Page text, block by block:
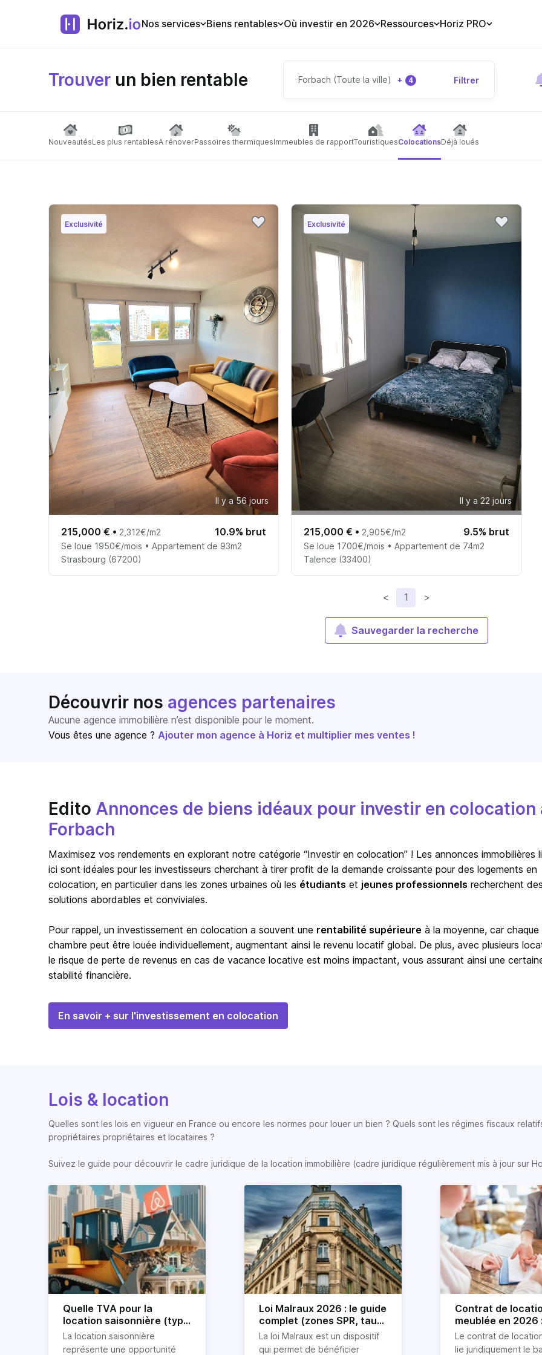
Nos services Biens rentables Où investir en 2026 Ressources Horiz PRO
Trouver un bien rentable Forbach (Toute la ville) + 4 Filtrer
NouveautésLes plus rentablesA rénoverPassoires thermiquesImmeubles de rapportTouristiquesColocationsDéjà loués
Exclusivité
Il y a 56 jours
215,000 € • 2,312€/m2 10.9% brut
Se loue 1950€/mois • Appartement de 93m2
Strasbourg (67200)
Exclusivité
Il y a 22 jours
215,000 € • 2,905€/m2 9.5% brut
Se loue 1700€/mois • Appartement de 74m2
Talence (33400)
< 1 >
Sauvegarder la recherche
Découvrir nos agences partenaires
Aucune agence immobilière n’est disponible pour le moment.
Vous êtes une agence ? Ajouter mon agence à Horiz et multiplier mes ventes !
Edito Annonces de biens idéaux pour investir en colocation
Forbach
Maximisez vos rendements en explorant notre catégorie “Investir en colocation” ! Les annonces immobilières
ici sont idéales pour les investisseurs cherchant à tirer profit de la demande croissante pour des logements en
colocation, en particulier dans les zones urbaines où les étudiants et jeunes professionnels recherchent
solutions abordables et conviviales.
Pour rappel, un investissement en colocation a souvent une rentabilité supérieure à la moyenne, car chaque
chambre peut être louée individuellement, augmentant ainsi le revenu locatif global. De plus, avec plusieurs
le risque de perte de revenus en cas de vacance locative est moins impactant, vous assurant ainsi une
stabilité financière.
En savoir + sur l'investissement en colocation
Lois & location
Quelles sont les lois en vigueur en France ou encore les normes pour louer un bien ? Quels sont les régimes fiscaux
propriétaires propriétaires et locataires ?
Suivez le guide pour découvrir le cadre juridique de la location immobilière (cadre juridique régulièrement mis à jour sur
Quelle TVA pour la
location saisonnière (type
airbnb) ?
La location saisonnière
représente une opportunité
Loi Malraux 2026 : le guide
complet (zones SPR, taux,
conditions)
La loi Malraux est un dispositif
qui permet de bénéficier
Contrat de
meublée en 2026
détaillé !
Le contrat de
lie juridiquement le